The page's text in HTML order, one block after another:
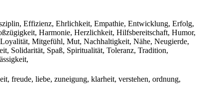
Effizienz, Ehrlichkeit, Empathie, Entwicklung, Erfolg,
Harmonie, Herzlichkeit, Hilfsbereitschaft, Humor,
Mitgefühl, Mut, Nachhaltigkeit, Nähe, Neugierde,
Solidarität, Spaß, Spiritualität, Toleranz, Tradition,
freude, liebe, zuneigung, klarheit, verstehen, ordnung,